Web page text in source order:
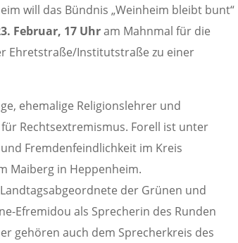
will das Bündnis „Weinheim bleibt bunt“
Februar, 17 Uhram Mahnmal für die
Ehretstraße/Institutstraße zu einer
ehemalige Religionslehrer und
Rechtsextremismus. Forell ist unter
Fremdenfeindlichkeit im Kreis
Maiberg in Heppenheim.
der Grünen und
Efremidou als Sprecherin des Runden
gehören auch dem Sprecherkreis des